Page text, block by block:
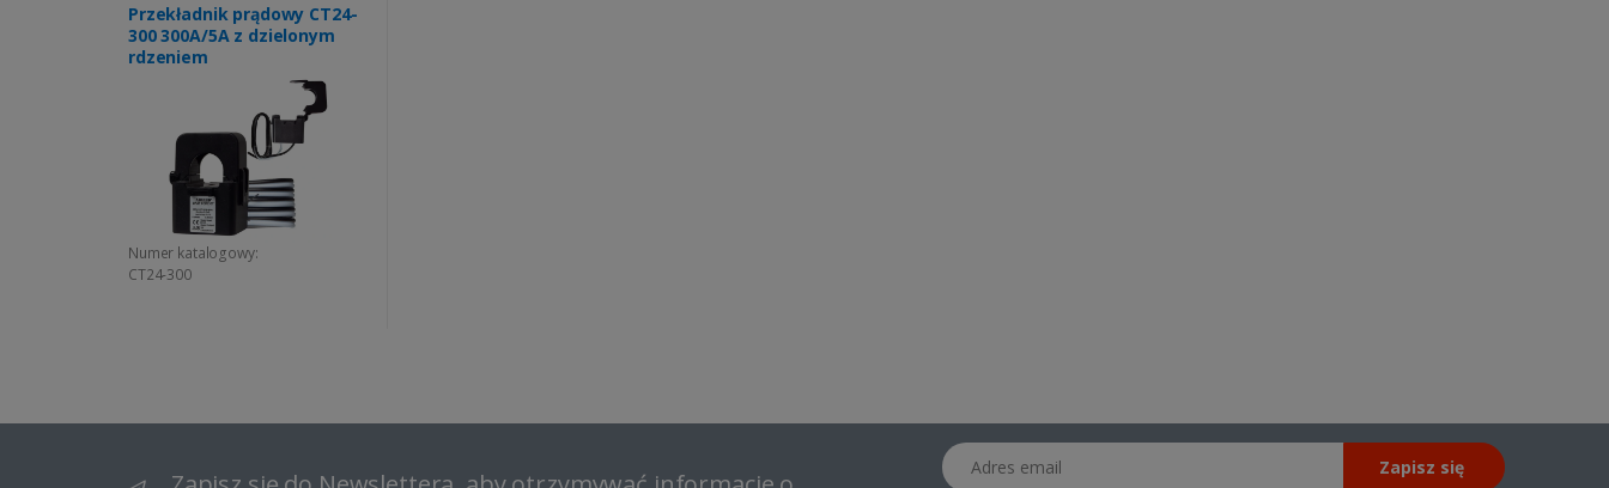
Przekładnik prądowy CT24-
300 300A/5A z dzielonym
rdzeniem
Numer katalogowy:
CT24-300
Adres email
Zapisz się